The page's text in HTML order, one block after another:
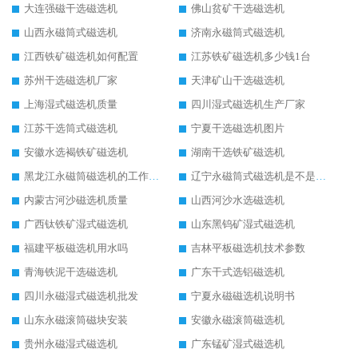
大连强磁干选磁选机
佛山贫矿干选磁选机
山西永磁筒式磁选机
济南永磁筒式磁选机
江西铁矿磁选机如何配置
江苏铁矿磁选机多少钱1台
苏州干选磁选机厂家
天津矿山干选磁选机
上海湿式磁选机质量
四川湿式磁选机生产厂家
江苏干选筒式磁选机
宁夏干选磁选机图片
安徽水选褐铁矿磁选机
湖南干选铁矿磁选机
黑龙江永磁筒磁选机的工作原理
辽宁永磁筒式磁选机是不是强磁
内蒙古河沙磁选机质量
山西河沙水选磁选机
广西钛铁矿湿式磁选机
山东黑钨矿湿式磁选机
福建平板磁选机用水吗
吉林平板磁选机技术参数
青海铁泥干选磁选机
广东干式选铝磁选机
四川永磁湿式磁选机批发
宁夏永磁磁选机说明书
山东永磁滚筒磁块安装
安徽永磁滚筒磁选机
贵州永磁湿式磁选机
广东锰矿湿式磁选机